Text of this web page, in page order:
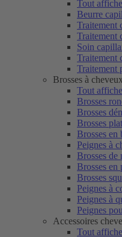
Tout
Beurre
Traitement
Traitement
Soin
Traitement
Traitement
Brosses à
Tout
Brosses
Brosses
Brosses
Brosses en
Peignes à
Brosses de
Brosses en
Brosses
Peignes à
Peignes à
Peignes
Accessoires
Tout